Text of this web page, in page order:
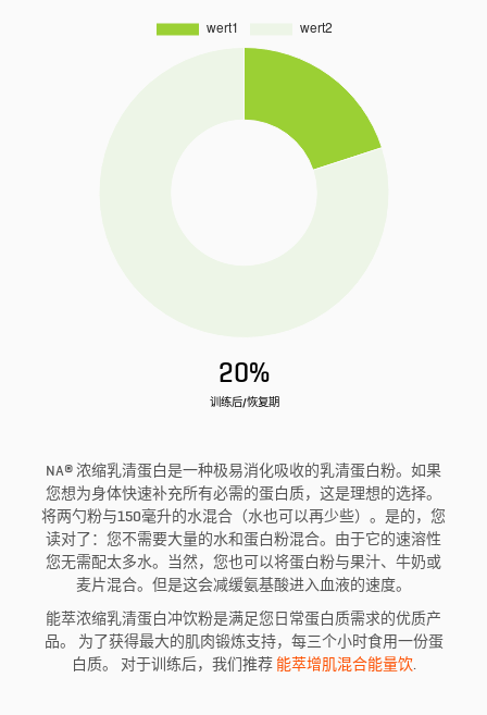
20%
训练后/恢复期
NA® 浓缩乳清蛋白是一种极易消化吸收的乳清蛋白粉。如果
您想为身体快速补充所有必需的蛋白质，这是理想的选择。
将两勺粉与150毫升的水混合（水也可以再少些）。是的，您
读对了：您不需要大量的水和蛋白粉混合。由于它的速溶性
您无需配太多水。当然，您也可以将蛋白粉与果汁、牛奶或
麦片混合。但是这会减缓氨基酸进入血液的速度。
能萃浓缩乳清蛋白冲饮粉是满足您日常蛋白质需求的优质产
品。 为了获得最大的肌肉锻炼支持，每三个小时食用一份蛋
白质。 对于训练后，我们推荐 能萃增肌混合能量饮.